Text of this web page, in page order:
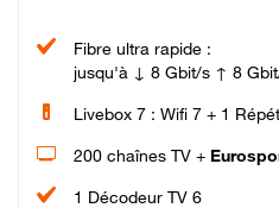
Fibre ultra rapide :
jusqu'à ↓ 8 Gbit/s ↑ 8
Livebox 7 : Wifi 7 + 1
200 chaînes TV +
1 Décodeur TV 6